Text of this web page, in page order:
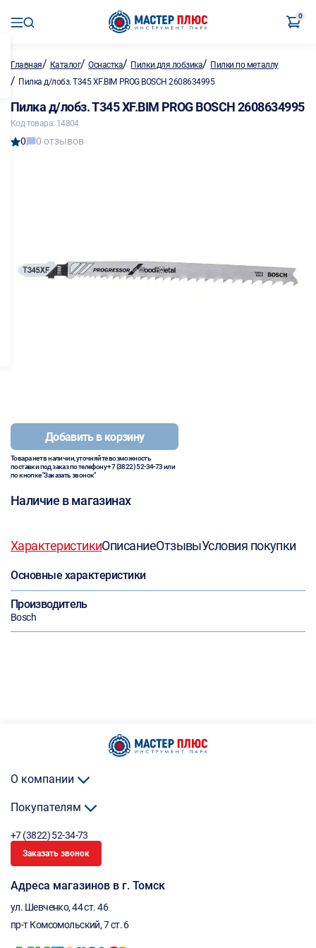
0
Главная/ Каталог/Оснастка/ Пилки для лобзика/ Пилки по металлу
/ Пилка д/лобз. T345 XF.BIM PROG BOSCH 2608634995
Пилка д/лобз. T345 XF.BIM PROG BOSCH 2608634995
Код товара: 14804
0 0 отзывов
Добавить в корзину
Товара нет в наличии, уточняйте возможность
поставки под заказ по телефону+7 (3822) 52-34-73или
по кнопке "Заказать звонок"
Наличие в магазинах
ХарактеристикиОписаниеОтзывыУсловия покупки
Основные характеристики
Производитель
Bosch
О компании
Покупателям
+7 (3822) 52-34-73
Заказать звонок
Адреса магазинов в г. Томск
ул. Шевченко, 44 ст. 46
пр-т Комсомольский, 7 ст. 6